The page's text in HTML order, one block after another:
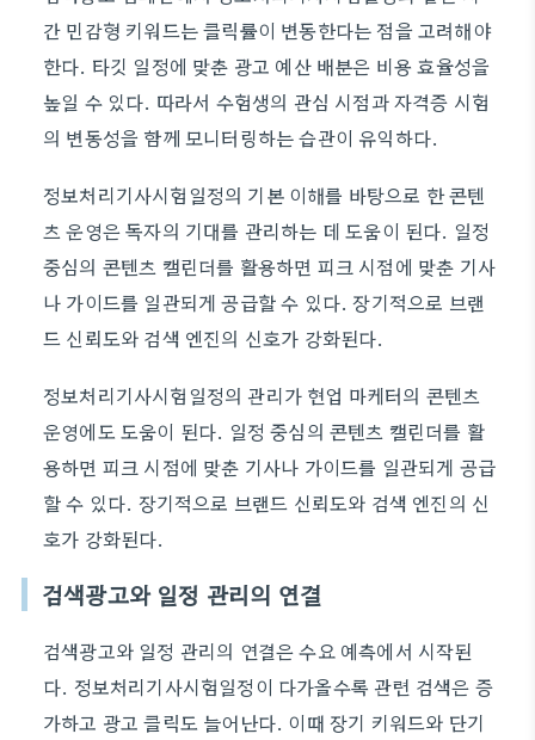
간 민감형 키워드는 클릭률이 변동한다는 점을 고려해야
한다. 타깃 일정에 맞춘 광고 예산 배분은 비용 효율성을
높일 수 있다. 따라서 수험생의 관심 시점과 자격증 시험
의 변동성을 함께 모니터링하는 습관이 유익하다.
정보처리기사시험일정의 기본 이해를 바탕으로 한 콘텐
츠 운영은 독자의 기대를 관리하는 데 도움이 된다. 일정
중심의 콘텐츠 캘린더를 활용하면 피크 시점에 맞춘 기사
나 가이드를 일관되게 공급할 수 있다. 장기적으로 브랜
드 신뢰도와 검색 엔진의 신호가 강화된다.
정보처리기사시험일정의 관리가 현업 마케터의 콘텐츠
운영에도 도움이 된다. 일정 중심의 콘텐츠 캘린더를 활
용하면 피크 시점에 맞춘 기사나 가이드를 일관되게 공급
할 수 있다. 장기적으로 브랜드 신뢰도와 검색 엔진의 신
호가 강화된다.
검색광고와 일정 관리의 연결
검색광고와 일정 관리의 연결은 수요 예측에서 시작된
다. 정보처리기사시험일정이 다가올수록 관련 검색은 증
가하고 광고 클릭도 늘어난다. 이때 장기 키워드와 단기